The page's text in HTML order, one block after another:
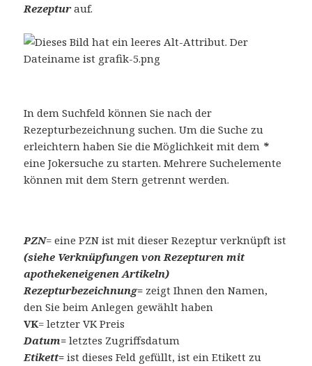
Rezepturauf.
In dem Suchfeld können Sie nach der
Rezepturbezeichnung suchen. Um die Suche zu
erleichtern haben Sie die Möglichkeit mit dem *
eine Jokersuche zu starten. Mehrere Suchelemente
können mit dem Stern getrennt werden.
PZN= eine PZN ist mit dieser Rezeptur verknüpft ist
(siehe Verknüpfungen von Rezepturen mit
apothekeneigenen Artikeln)
Rezepturbezeichnung= zeigt Ihnen den Namen,
den Sie beim Anlegen gewählt haben
VK= letzter VK Preis
Datum=letztes Zugriffsdatum
Etikett= ist dieses Feld gefüllt, ist ein Etikett zu